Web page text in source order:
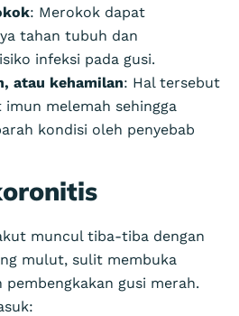
: Merokok dapat
tahan tubuh dan
infeksi pada gusi.
atau kehamilan: Hal tersebut
melemah sehingga
kondisi oleh penyebab
muncul tiba-tiba dengan
mulut, sulit membuka
gusi merah.